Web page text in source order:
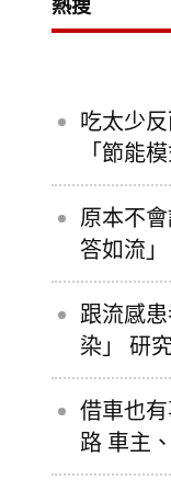
熱搜
吃太少
「節能
原本不
答如流
跟流感
染」 研
借車也
路 車主